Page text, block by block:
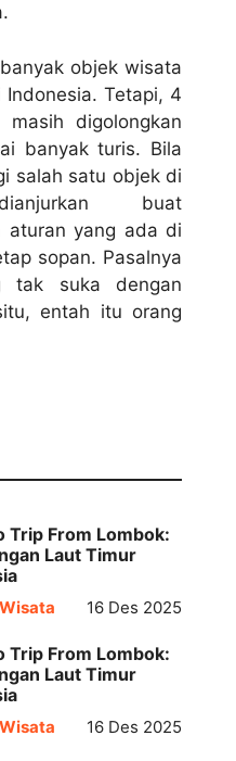
objek wisata
Tetapi, 4
digolongkan
banyak turis. Bila
salah satu objek di
buat
aturan yang ada di
sopan. Pasalnya
tak suka dengan
entah itu orang
Trip From Lombok:
Laut Timur
16 Des 2025
Trip From Lombok:
Laut Timur
16 Des 2025